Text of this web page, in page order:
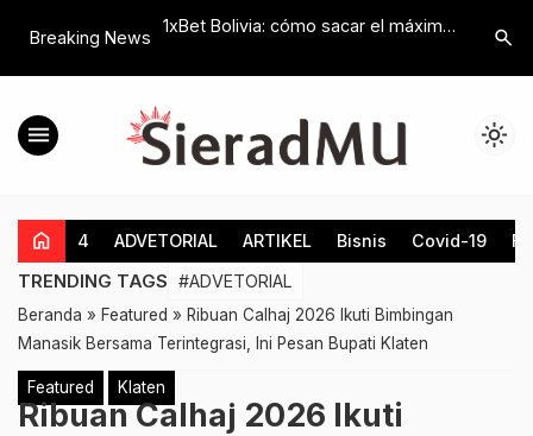
Breaking News
Edukasi
Sosial
1xBet Bolivia: cómo sacar el máximo
online
search
menu light_mode
home 4 ADVETORIAL ARTIKEL Bisnis Covid-19
TRENDING TAGS #ADVETORIAL
Beranda » Featured » Ribuan Calhaj 2026 Ikuti Bimbingan
Manasik Bersama Terintegrasi, Ini Pesan Bupati Klaten
Featured Klaten
Ribuan Calhaj 2026 Ikuti